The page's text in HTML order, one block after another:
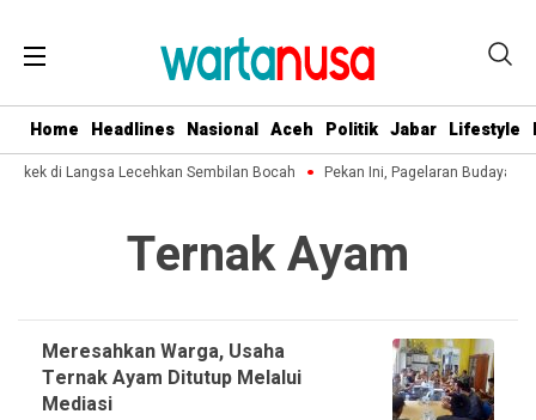
Home Headlines Nasional Aceh Politik Jabar Lifestyle
Kakek di Langsa Lecehkan Sembilan Bocah Pekan Ini, Pagelaran Budaya
Ternak Ayam
Meresahkan Warga, Usaha
Ternak Ayam Ditutup Melalui
Mediasi